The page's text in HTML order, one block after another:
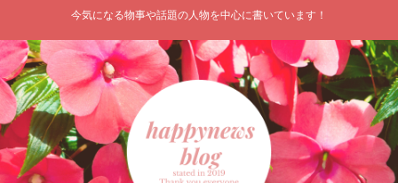
今気になる物事や話題の人物を中心に書いています！